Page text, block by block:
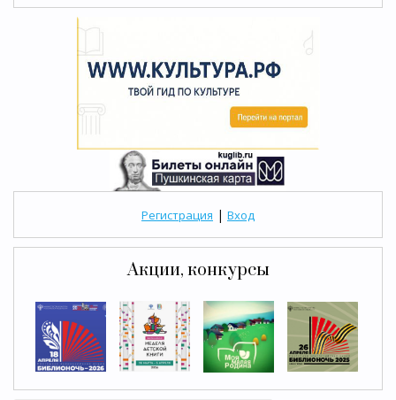
Регистрация | Вход
Акции, конкурсы